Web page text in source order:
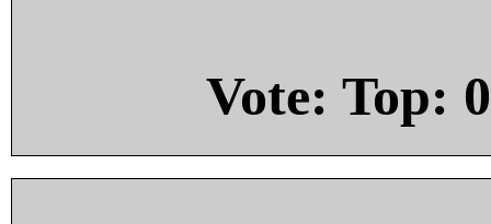
Vote: Top: 0